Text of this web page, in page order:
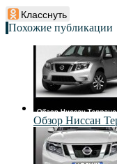
Класснуть
Похожие публикации
Обзор Ниссан